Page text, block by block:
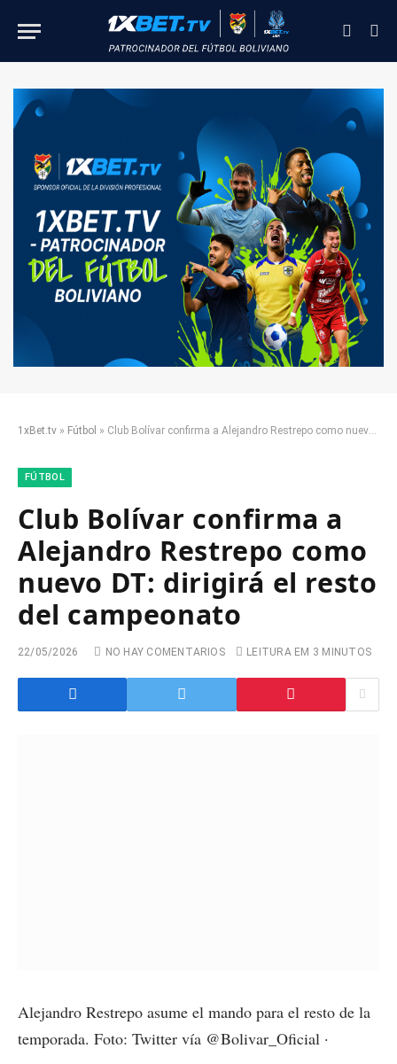
1xBet.tv » Fútbol » Club Bolívar confirma a Alejandro Restrepo como nuevo DT: dirigirá el resto del campeonato
FÚTBOL
Club Bolívar confirma a
Alejandro Restrepo como
nuevo DT: dirigirá el resto
del campeonato
22/05/2026 NO HAY COMENTARIOS LEITURA EM 3 MINUTOS
Alejandro Restrepo asume el mando para el resto de la
temporada. Foto: Twitter vía @Bolivar_Oficial ·